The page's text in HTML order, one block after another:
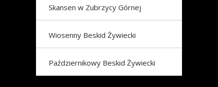
Skansen w Zubrzycy Górnej
Wiosenny Beskid Żywiecki
Październikowy Beskid Żywiecki